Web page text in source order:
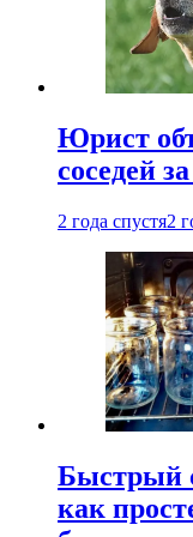
Юрист
соседей
2 года спустя2
Быстрый
как